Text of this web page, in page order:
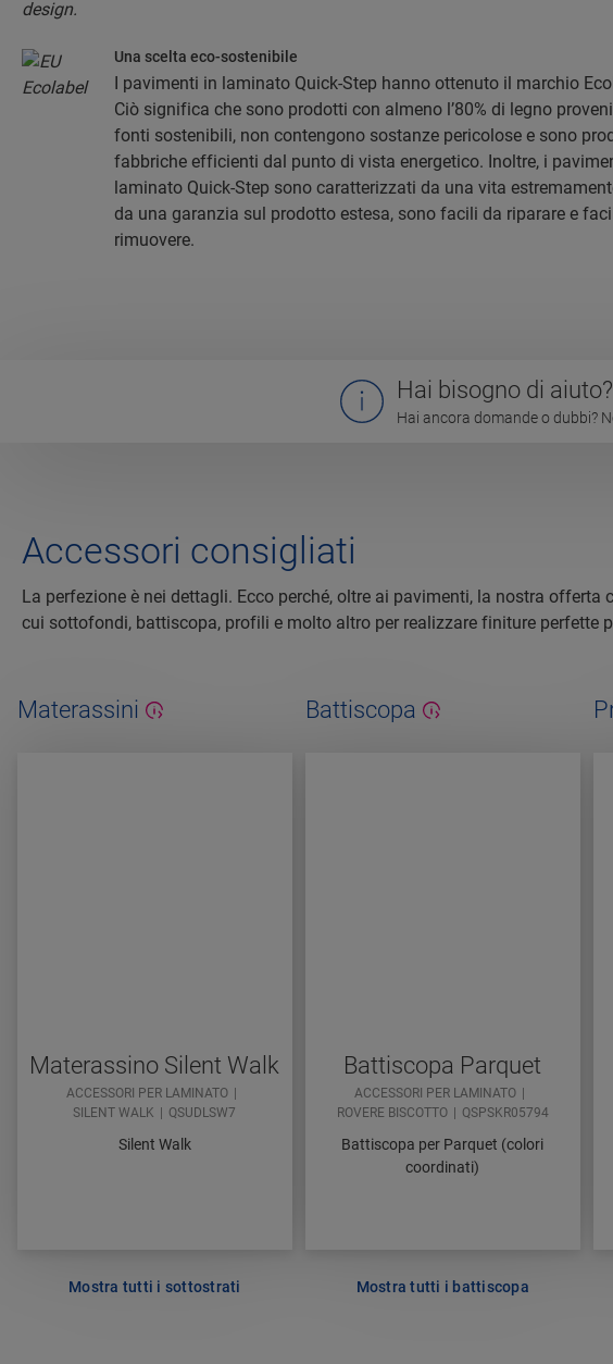
Una scelta eco-sostenibile
I pavimenti in laminato Quick-Step hanno ottenuto il marchio
Ciò significa che sono prodotti con almeno l’80% di legno
fonti sostenibili, non contengono sostanze pericolose e sono
fabbriche efficienti dal punto di vista energetico. Inoltre, i
laminato Quick-Step sono caratterizzati da una vita
da una garanzia sul prodotto estesa, sono facili da riparare e
rimuovere.
Hai bisogno di aiuto?
Hai ancora domande o dubbi?
Accessori consigliati
La perfezione è nei dettagli. Ecco perché, oltre ai pavimenti, la nostra offerta
cui sottofondi, battiscopa, profili e molto altro per realizzare finiture perfette
Materassini
Materassino Silent Walk
ACCESSORI PER LAMINATO
SILENT WALK
QSUDLSW7
Silent Walk
Mostra tutti i sottostrati
Battiscopa
Battiscopa Parquet
ACCESSORI PER LAMINATO
ROVERE BISCOTTO
QSPSKR05794
Battiscopa per Parquet (colori
coordinati)
Mostra tutti i battiscopa